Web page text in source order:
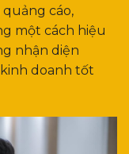
cáo,
một cách hiệu
nhận diện
doanh tốt